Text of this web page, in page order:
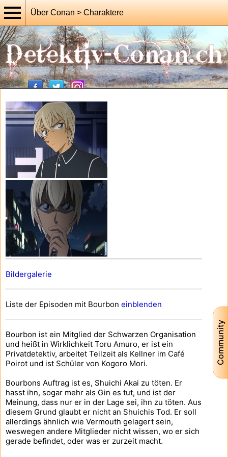
Über Conan > Charaktere
Community
Bildergalerie
Liste der Episoden mit Bourbon einblenden
Bourbon ist ein Mitglied der Schwarzen Organisation
und heißt in Wirklichkeit Toru Amuro, er ist ein
Privatdetektiv, arbeitet Teilzeit als Kellner im Café
Poirot und ist Schüler von Kogoro Mori.
Bourbons Auftrag ist es, Shuichi Akai zu töten. Er
hasst ihn, sogar mehr als Gin es tut, und ist der
Meinung, dass nur er in der Lage sei, ihn zu töten. Aus
diesem Grund glaubt er nicht an Shuichis Tod. Er soll
allerdings ähnlich wie Vermouth gelagert sein,
weswegen andere Mitglieder nicht wissen, wo er sich
gerade befindet, oder was er zurzeit macht.